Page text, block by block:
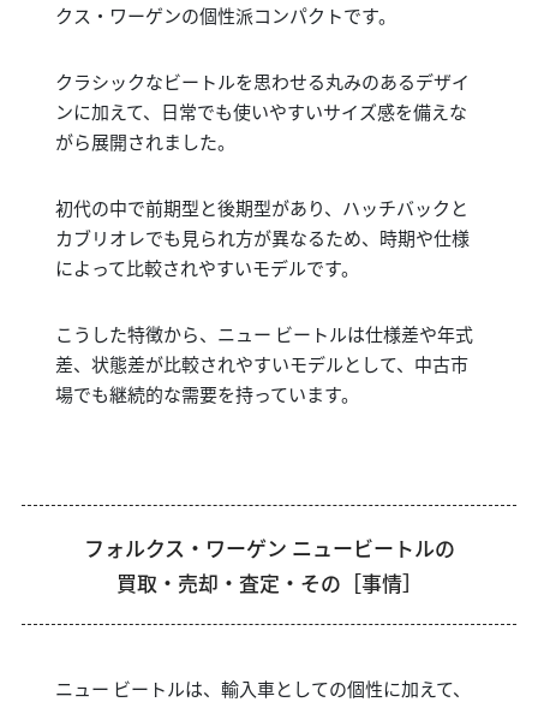
クス・ワーゲンの個性派コンパクトです。
クラシックなビートルを思わせる丸みのあるデザイ
ンに加えて、日常でも使いやすいサイズ感を備えな
がら展開されました。
初代の中で前期型と後期型があり、ハッチバックと
カブリオレでも見られ方が異なるため、時期や仕様
によって比較されやすいモデルです。
こうした特徴から、ニュー ビートルは仕様差や年式
差、状態差が比較されやすいモデルとして、中古市
場でも継続的な需要を持っています。
フォルクス・ワーゲン ニュービートルの
買取・売却・査定・その［事情］
ニュー ビートルは、輸入車としての個性に加えて、